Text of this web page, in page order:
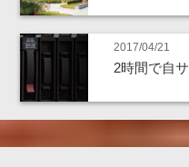
2017/04/21
2時間で自